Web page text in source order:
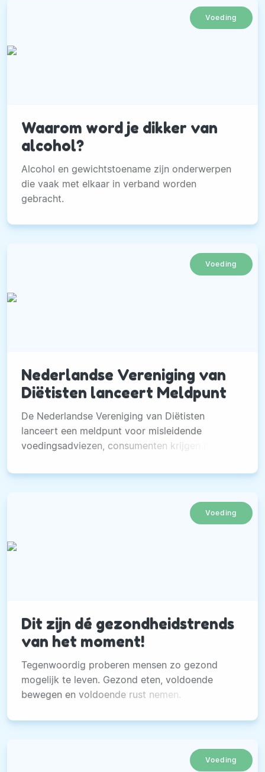
Voeding
Waarom word je dikker van
alcohol?
Alcohol en gewichtstoename zijn onderwerpen
die vaak met elkaar in verband worden
gebracht.
Voeding
Nederlandse Vereniging van
Diëtisten lanceert Meldpunt
De Nederlandse Vereniging van Diëtisten
lanceert een meldpunt voor misleidende
voedingsadviezen, consumenten krijgen plek
Voeding
Dit zijn dé gezondheidstrends
van het moment!
Tegenwoordig proberen mensen zo gezond
mogelijk te leven. Gezond eten, voldoende
bewegen en voldoende rust nemen.
Voeding